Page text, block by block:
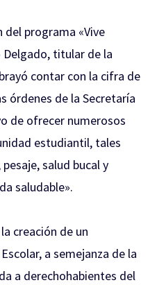
del programa «Vive
Delgado, titular de la
contar con la cifra de
órdenes de la Secretaría
de ofrecer numerosos
estudiantil, tales
salud bucal y
saludable».
creación de un
a semejanza de la
a derechohabientes del